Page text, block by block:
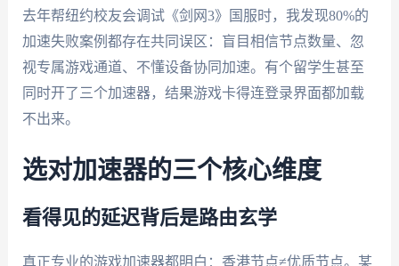
去年帮纽约校友会调试《剑网3》国服时，我发现80%的
加速失败案例都存在共同误区：盲目相信节点数量、忽
视专属游戏通道、不懂设备协同加速。有个留学生甚至
同时开了三个加速器，结果游戏卡得连登录界面都加载
不出来。
选对加速器的三个核心维度
看得见的延迟背后是路由玄学
真正专业的游戏加速器都明白：香港节点≠优质节点。某